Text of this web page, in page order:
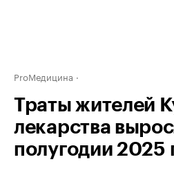
ProМедицина
Траты жителей
лекарства
полугодии 2025